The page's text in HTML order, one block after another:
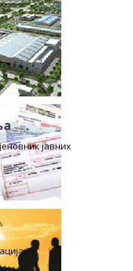
јавних